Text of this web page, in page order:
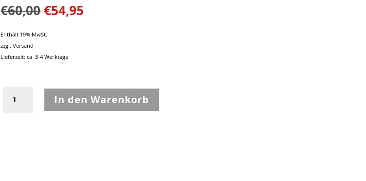
€60,00Ursprünglicher
Preis
war:
€54,95
Enthält 19% MwSt.
zzgl.Versand
Lieferzeit: ca. 3-4 Werktage
In den Warenkorb